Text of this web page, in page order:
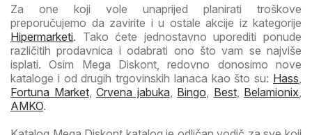
Za one koji vole unaprijed planirati troškove
preporučujemo da zavirite i u ostale akcije iz kategorije
Hipermarketi. Tako ćete jednostavno uporediti ponude
različitih prodavnica i odabrati ono što vam se najviše
isplati. Osim Mega Diskont, redovno donosimo nove
kataloge i od drugih trgovinskih lanaca kao što su: Hass,
Fortuna Market, Crvena jabuka, Bingo, Best, Belamionix,
AMKO.